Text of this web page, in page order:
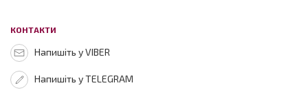
КОНТАКТИ
Напишіть у VIBER
Напишіть у TELEGRAM